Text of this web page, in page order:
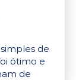
de
ótimo e
de